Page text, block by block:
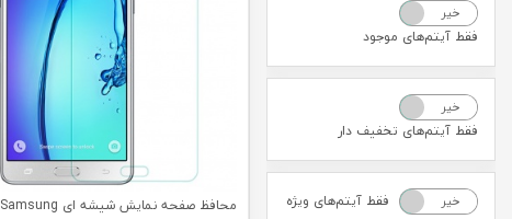
خیر
فقط آیتم‌های موجود
خیر
فقط آیتم‌های تخفیف دار
بله خیر فقط آیتم‌های ویژه
محافظ صفحه نمایش شیشه ای Samsung